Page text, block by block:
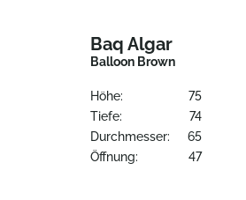
Baq Algar
Balloon Brown
Höhe:
75
Tiefe:
74
Durchmesser:
65
Öffnung:
47